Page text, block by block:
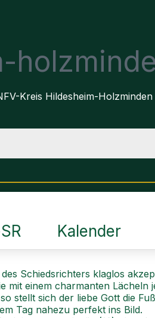
Kreis Hildesheim-
Kalender
Schiedsrichters klaglos
einem charmanten
sich der liebe Gott die
Tag nahezu perfekt ins Bild.